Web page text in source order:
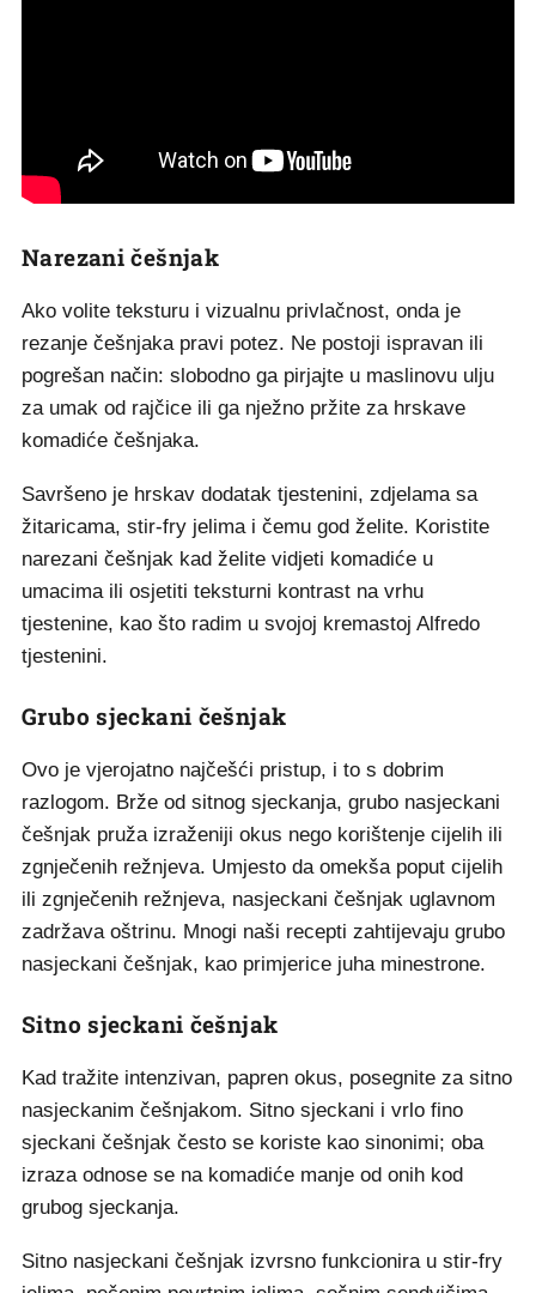
Narezani češnjak
Ako volite teksturu i vizualnu privlačnost, onda je
rezanje češnjaka pravi potez. Ne postoji ispravan ili
pogrešan način: slobodno ga pirjajte u maslinovu ulju
za umak od rajčice ili ga nježno pržite za hrskave
komadiće češnjaka.
Savršeno je hrskav dodatak tjestenini, zdjelama sa
žitaricama, stir-fry jelima i čemu god želite. Koristite
narezani češnjak kad želite vidjeti komadiće u
umacima ili osjetiti teksturni kontrast na vrhu
tjestenine, kao što radim u svojoj kremastoj Alfredo
tjestenini.
Grubo sjeckani češnjak
Ovo je vjerojatno najčešći pristup, i to s dobrim
razlogom. Brže od sitnog sjeckanja, grubo nasjeckani
češnjak pruža izraženiji okus nego korištenje cijelih ili
zgnječenih režnjeva. Umjesto da omekša poput cijelih
ili zgnječenih režnjeva, nasjeckani češnjak uglavnom
zadržava oštrinu. Mnogi naši recepti zahtijevaju grubo
nasjeckani češnjak, kao primjerice juha minestrone.
Sitno sjeckani češnjak
Kad tražite intenzivan, papren okus, posegnite za sitno
nasjeckanim češnjakom. Sitno sjeckani i vrlo fino
sjeckani češnjak često se koriste kao sinonimi; oba
izraza odnose se na komadiće manje od onih kod
grubog sjeckanja.
Sitno nasjeckani češnjak izvrsno funkcionira u stir-fry